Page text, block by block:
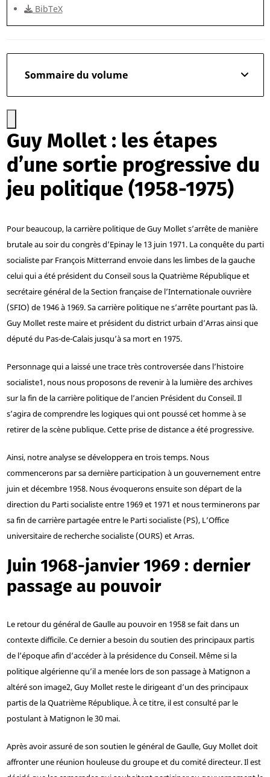
BibTeX
Sommaire du volume
Guy Mollet : les étapes
d’une sortie progressive du
jeu politique (1958-1975)
Pour beaucoup, la carrière politique de Guy Mollet s’arrête de manière
brutale au soir du congrès d’Epinay le 13 juin 1971. La conquête du parti
socialiste par François Mitterrand envoie dans les limbes de la gauche
celui qui a été président du Conseil sous la Quatrième République et
secrétaire général de la Section française de l’Internationale ouvrière
(SFIO) de 1946 à 1969. Sa carrière politique ne s’arrête pourtant pas là.
Guy Mollet reste maire et président du district urbain d’Arras ainsi que
député du Pas-de-Calais jusqu’à sa mort en 1975.
Personnage qui a laissé une trace très controversée dans l’histoire
socialiste1, nous nous proposons de revenir à la lumière des archives
sur la fin de la carrière politique de l’ancien Président du Conseil. Il
s’agira de comprendre les logiques qui ont poussé cet homme à se
retirer de la scène publique. Cette prise de distance a été progressive.
Ainsi, notre analyse se développera en trois temps. Nous
commencerons par sa dernière participation à un gouvernement entre
juin et décembre 1958. Nous évoquerons ensuite son départ de la
direction du Parti socialiste entre 1969 et 1971 et nous terminerons par
sa fin de carrière partagée entre le Parti socialiste (PS), L’Office
universitaire de recherche socialiste (OURS) et Arras.
Juin 1968-janvier 1969 : dernier
passage au pouvoir
Le retour du général de Gaulle au pouvoir en 1958 se fait dans un
contexte difficile. Ce dernier a besoin du soutien des principaux partis
de l’époque afin d’accéder à la présidence du Conseil. Même si la
politique algérienne qu’il a menée lors de son passage à Matignon a
altéré son image2, Guy Mollet reste le dirigeant d’un des principaux
partis de la Quatrième République. À ce titre, il est consulté par le
postulant à Matignon le 30 mai.
Après avoir assuré de son soutien le général de Gaulle, Guy Mollet doit
affronter une réunion houleuse du groupe et du comité directeur. Il est